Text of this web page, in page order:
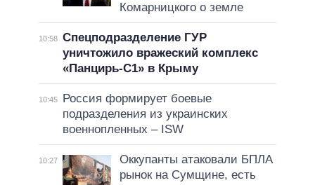
Комарницкого о земле
10:58 Спецподразделение ГУР
уничтожило вражеский комплекс
«Панцирь-С1» в Крыму
10:45
Россия формирует боевые
подразделения из украинских
военнопленных – ISW
10:27
Оккупанты атаковали БПЛА
рынок на Сумщине, есть